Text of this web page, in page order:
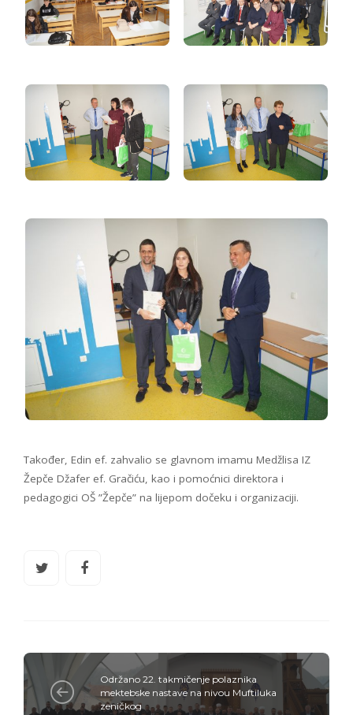
Također, Edin ef. zahvalio se glavnom imamu Medžlisa IZ
Žepče Džafer ef. Gračiću, kao i pomoćnici direktora i
pedagogici OŠ ”Žepče” na lijepom dočeku i organizaciji.
Održano 22. takmičenje polaznika
mektebske nastave na nivou Muftiluka
zeničkog